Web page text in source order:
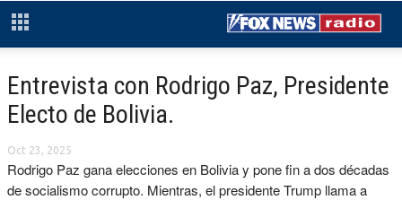
Entrevista con Rodrigo Paz, Presidente
Electo de Bolivia.
Oct 23, 2025
Rodrigo Paz gana elecciones en Bolivia y pone fin a dos décadas
de socialismo corrupto. Mientras, el presidente Trump llama a